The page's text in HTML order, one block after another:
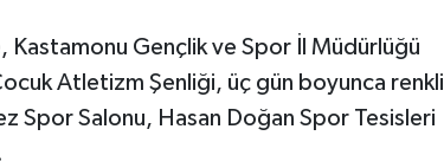
Kastamonu Gençlik ve Spor İl Müdürlüğü
Atletizm Şenliği, üç gün boyunca renkli
Spor Salonu, Hasan Doğan Spor Tesisleri